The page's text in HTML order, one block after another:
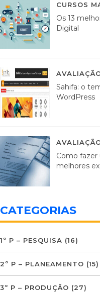
CURSOS
Os 13
Digital
Sahifa: o
WordPress
Como fazer
melhores
CATEGORIAS
1º P – PESQUISA (16)
2º P – PLANEAMENTO (15)
3º P – PRODUÇÃO (27)